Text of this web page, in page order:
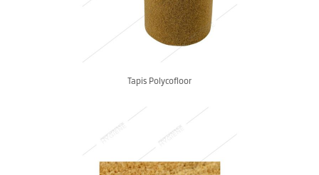
Tapis Polycofloor